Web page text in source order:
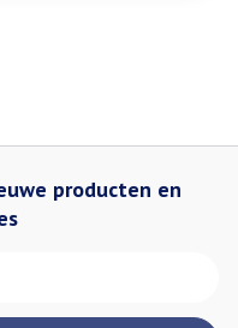
producten en